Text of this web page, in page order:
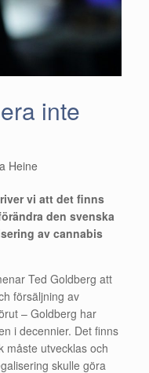
inte
Heine
vi att det finns
den svenska
av cannabis
Ted Goldberg att
försäljning av
– Goldberg har
i decennier. Det finns
måste utvecklas och
skulle göra